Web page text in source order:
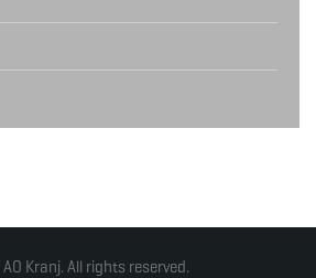
Kranj. All rights reserved.